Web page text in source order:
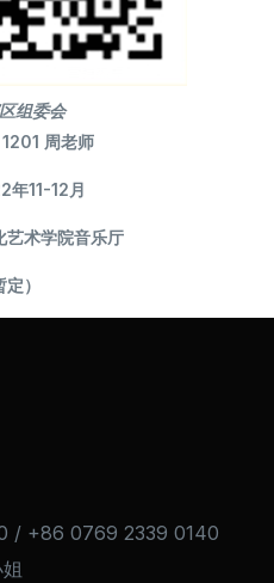
组委会
周老师
年11-12 月
艺术学院音乐厅
定）
/ +86 0769 2339 0140